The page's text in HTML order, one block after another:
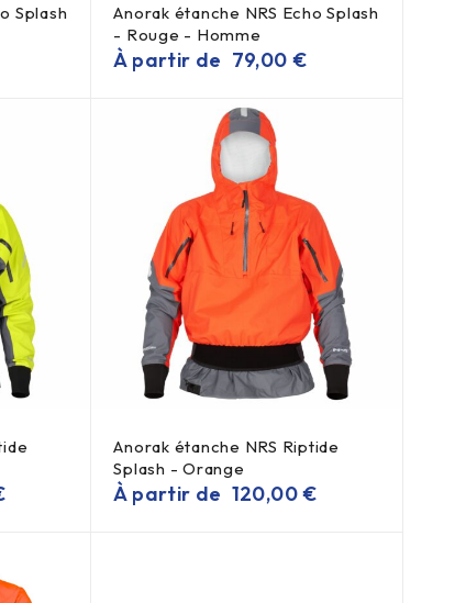
Splash
Anorak étanche NRS Echo Splash
- Rouge - Homme
À partir de 79,00 €
Anorak étanche NRS Riptide
Splash - Orange
À partir de 120,00€